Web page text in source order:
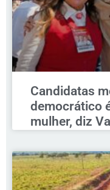
Candidatas
democrático
mulher, diz